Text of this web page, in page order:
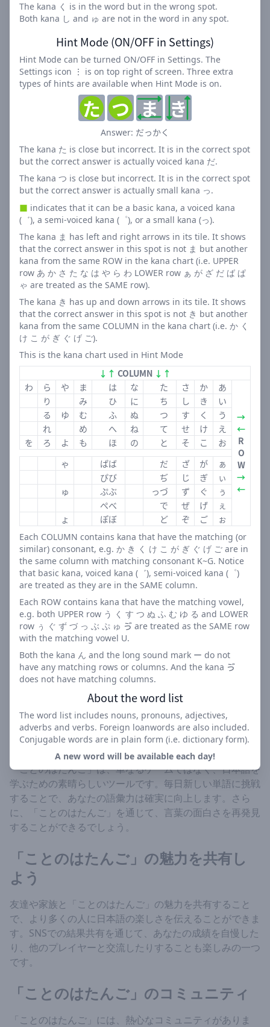
ユーザーの声
「毎日の『ことのはたんご』が楽しみです。語彙力が確実
に上がっているのを感じます！」 - Aさん（28歳）
「『ことのはたんご』のおかげで、日本語の勉強が楽しく
なりました。外国人の私でも楽しめます。」 - Bさん（ア
「子供と一緒に『ことのはたんご』を解くのが日課になり
ました。家族の絆も深まる素晴らしいゲームです。」 - C
さん（42歳）
なぜ「ことのはたんご」が人気なの
か？
学習と娯楽の融合: 楽しみながら日本語力を向上させら
れる理想的なツールです。
毎日の挑戦: 日替わりの単語で、継続的な学習意欲を維
持できます。
幅広い単語: 名詞、動詞、形容詞など、様々な品詞の単
語が出題されます。
コミュニティ感: 結果をSNSで共有することで、友人や
他のプレイヤーと一緒に楽しめます。
アクセシビリティ: スマートフォンやPCから簡単にア
クセスでき、いつでもどこでも遊べます。
「ことのはたんご」で語彙力アッ
プ！
「ことのはたんご」は単なるゲームではありません。日本
語の美しさと複雑さを探求する旅です。毎日新しい単語に
出会い、その意味や用法を学ぶことで、あなたの日本語力
は確実に向上していきます。
「ことのはたんご」を通じて、次のような効果が期待でき
語彙力の増強
漢字の読み方の習得
日本語の文法感覚の向上
思考力と推理力の強化
「ことのはたんご」の楽しみ方
「ことのはたんご」を楽しむためには、毎日の挑戦を欠か
さず行うことが重要です。このゲームは、あなたの日本語
力を向上させるだけでなく、言葉の使い方を深く理解する
手助けをします。友達と一緒に「ことのはたんご」をプレ
イすることで、競争心を高め、より楽しい体験を得ること
ができます。
「ことのはたんご」での学び
「ことのはたんご」は、単なるゲームではなく、日本語を
学ぶための素晴らしいツールです。毎日新しい単語に挑戦
することで、あなたの語彙力は確実に向上します。さら
に、「ことのはたんご」を通じて、言葉の面白さを再発見
することができるでしょう。
「ことのはたんご」の魅力を共有し
よう
友達や家族と「ことのはたんご」の魅力を共有すること
で、より多くの人に日本語の楽しさを伝えることができま
す。SNSでの結果共有を通じて、あなたの成績を自慢した
り、他のプレイヤーと交流したりすることも楽しみの一つ
です。
「ことのはたんご」のコミュニティ
「ことのはたんご」には、熱心なコミュニティがありま
The kana く is in the word but in the wrong spot.
Both kana し and ゅ are not in the word in any spot.
Hint Mode (ON/OFF in Settings)
Hint Mode can be turned ON/OFF in Settings. The
Settings icon ⋮ is on top right of screen. Three extra
types of hints are available when Hint Mode is on.
た つ ま き
Answer: だっかく
The kana た is close but incorrect. It is in the correct spot
but the correct answer is actually voiced kana だ.
The kana つ is close but incorrect. It is in the correct spot
but the correct answer is actually small kana っ.
■ indicates that it can be a basic kana, a voiced kana
(゛), a semi-voiced kana (゜), or a small kana (っ).
The kana ま has left and right arrows in its tile. It shows
that the correct answer in this spot is not ま but another
kana from the same ROW in the kana chart (i.e. UPPER
row あ か さ た な は や ら わ LOWER row ぁ が ざ だ ば ぱ
ゃ are treated as the SAME row).
The kana き has up and down arrows in its tile. It shows
that the correct answer in this spot is not き but another
kana from the same COLUMN in the kana chart (i.e. か く
け こ が ぎ ぐ げ ご).
This is the kana chart used in Hint Mode
↓↑ COLUMN ↓↑
わ
ら や ま は な た さ か あ
→
←
R
O
W
→
←
り み ひ に ち し き
い
る
ゆ む ふ ぬ つ す く
う
れ
め へ ね て せ け
え
を
ろ よ も ほ の と そ こ
お
ゃ
ぱば だ ざ が
ぁ
ぴび
ぢ じ ぎ
ぃ
ゅ
ぷぶ っづ ず ぐ
ぅ
ぺべ
で ぜ げ
ぇ
ょ
ぽぼ ど ぞ ご ぉ
Each COLUMN contains kana that have the matching (or
similar) consonant, e.g. か き く け こ が ぎ ぐ げ ご are in
the same column with matching consonant K~G. Notice
that basic kana, voiced kana (゛), semi-voiced kana (゜)
are treated as they are in the SAME column.
Each ROW contains kana that have the matching vowel,
e.g. both UPPER row う く す つ ぬ ふ む ゆ る and LOWER
row ぅ ぐ ず づ っ ぶ ぷ ゅ ゔ are treated as the SAME row
with the matching vowel U.
Both the kana ん and the long sound mark ー do not
have any matching rows or columns. And the kana ゔ
does not have matching columns.
About the word list
The word list includes nouns, pronouns, adjectives,
adverbs and verbs. Foreign loanwords are also included.
Conjugable words are in plain form (i.e. dictionary form).
A new word will be available each day!